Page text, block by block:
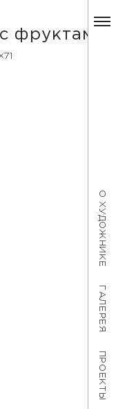
О ХУДОЖНИКЕ
ГАЛЕРЕЯ
ПРОЕКТЫ
фруктами